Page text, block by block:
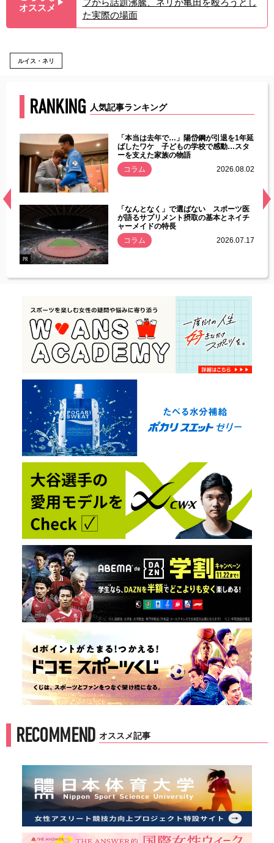
オススメ ▶︎
フから話題沸騰、ネリが亀田を殴ろうとし
た実際の場面
ルイス・ネリ
RANKING 人気記事ランキング
常
「本当は去年で…」陽岱鋼が引退を1年延
ばしたワケ 子どもの学校で感動…スタ
ーを支えた家族の物語
コラム
2026.08.02
PR
「なんとなく」で選ばない スポーツ医
が語るサプリメント摂取の基本とネイチ
ャーメイドの特長
コラム
2026.07.17
RECOMMEND オススメ記事